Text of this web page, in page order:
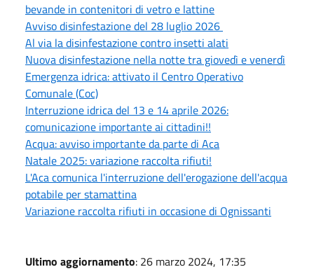
bevande in contenitori di vetro e lattine
Avviso disinfestazione del 28 luglio 2026
Al via la disinfestazione contro insetti alati
Nuova disinfestazione nella notte tra giovedì e venerdì
Emergenza idrica: attivato il Centro Operativo
Comunale (Coc)
Interruzione idrica del 13 e 14 aprile 2026:
comunicazione importante ai cittadini!!
Acqua: avviso importante da parte di Aca
Natale 2025: variazione raccolta rifiuti!
L'Aca comunica l'interruzione dell'erogazione dell'acqua
potabile per stamattina
Variazione raccolta rifiuti in occasione di Ognissanti
Ultimo aggiornamento: 26 marzo 2024, 17:35